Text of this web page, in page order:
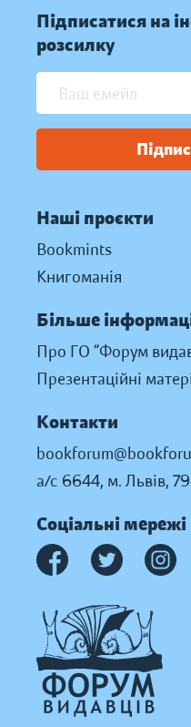
Підписатися на
розсилку
Наші проєкти
Bookmints
Книгоманія
Більше
Про ГО “Форум
Презентаційні
Контакти
а/с 6644, м. Львів,
Соціальні мережі